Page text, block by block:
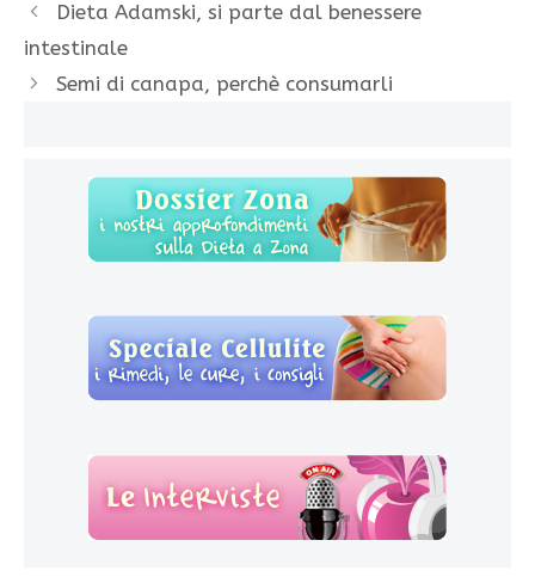
Dieta Adamski, si parte dal benessere
intestinale
Semi di canapa, perchè consumarli